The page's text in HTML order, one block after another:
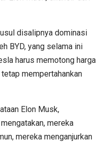
disalipnya dominasi
BYD, yang selama ini
harus memotong harga
mempertahankan
Elon Musk,
mereka
mereka menganjurkan